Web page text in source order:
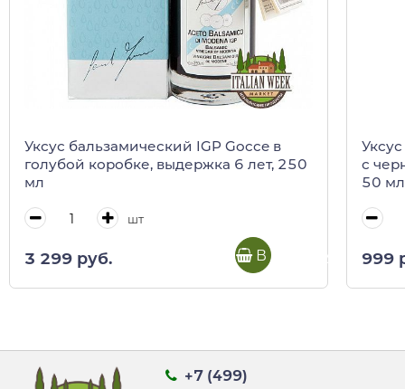
Уксус бальзамический IGP Gocce в
голубой коробке, выдержка 6 лет, 250
мл
шт
3 299 руб. В корзину
с
50 мл
999
+7 (499)